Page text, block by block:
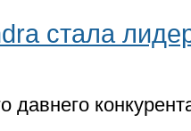
стала
давнего